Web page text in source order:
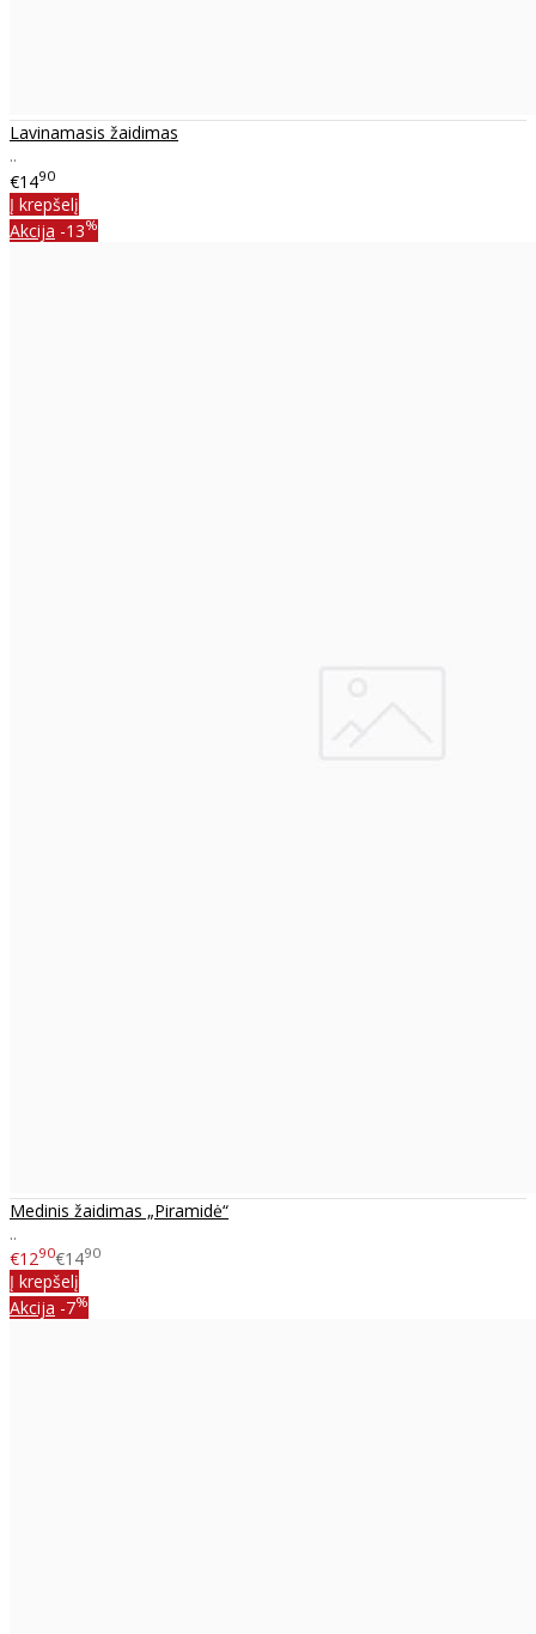
Lavinamasis žaidimas
..
€1490
Į krepšelį
Akcija -13%
Medinis žaidimas „Piramidė“
..
€1290€1490
Į krepšelį
Akcija -7%